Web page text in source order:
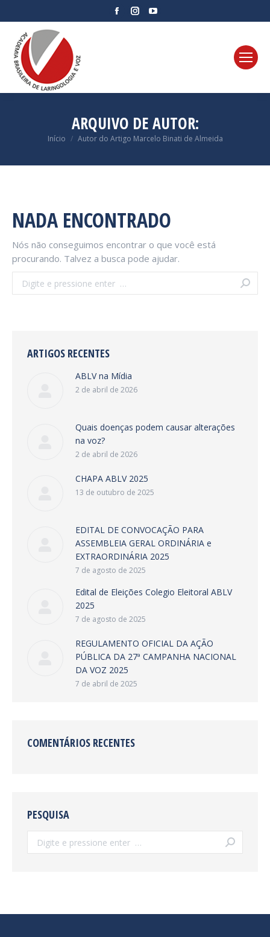
FacebookInstagram
ARQUIVO DE AUTOR:
Você está aqui:
Início Autor do Artigo Marcelo Binati de Almeida
NADA ENCONTRADO
Nós não conseguimos encontrar o que você está
procurando. Talvez a busca pode ajudar.
Search:
ARTIGOS RECENTES
ABLV na Mídia
2 de abril de 2026
Quais doenças podem causar alterações
na voz?
2 de abril de 2026
CHAPA ABLV 2025
13 de outubro de 2025
EDITAL DE CONVOCAÇÃO PARA
ASSEMBLEIA GERAL ORDINÁRIA e
EXTRAORDINÁRIA 2025
7 de agosto de 2025
Edital de Eleições Colegio Eleitoral ABLV
2025
7 de agosto de 2025
REGULAMENTO OFICIAL DA AÇÃO
PÚBLICA DA 27ª CAMPANHA NACIONAL
DA VOZ 2025
7 de abril de 2025
COMENTÁRIOS RECENTES
PESQUISA
Search: